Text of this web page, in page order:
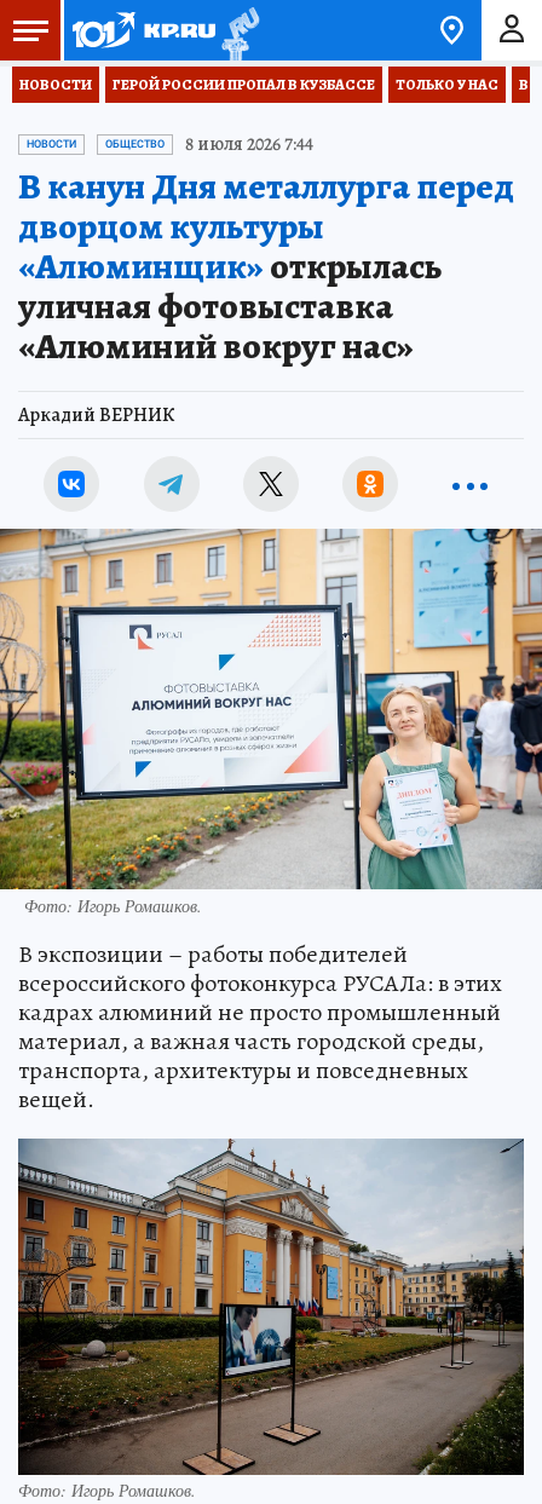
НОВОСТИ ГЕРОЙ РОССИИ ПРОПАЛ В КУЗБАССЕ ТОЛЬКО У НАС
НОВОСТИ ОБЩЕСТВО 8 июля 2026 7:44
В канун Дня металлурга перед
дворцом культуры
«Алюминщик»открылась
уличная фотовыставка
«Алюминий вокруг нас»
Аркадий ВЕРНИК
Фото: Игорь Ромашков.
В экспозиции – работы победителей
всероссийского фотоконкурса РУСАЛа: в этих
кадрах алюминий не просто промышленный
материал, а важная часть городской среды,
транспорта, архитектуры и повседневных
вещей.
Фото: Игорь Ромашков.